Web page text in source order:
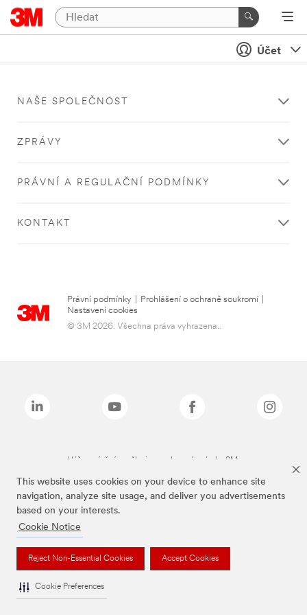
This website uses cookies on your device to enhance site
navigation, analyze site usage, and deliver you advertisements
based on your interests.
Cookie Notice
Reject Non-Essential Cookies Accept Cookies
Cookie Preferences
Účet
NAŠE SPOLEČNOST
ZPRÁVY
PRÁVNÍ A REGULAČNÍ PODMÍNKY
KONTAKT
Právní podmínky Prohlášení o ochraně soukromí
Nastavení cookies
© 3M 2026. Všechna práva vyhrazena..
Výše zmíněné značky jsou ochranné známky 3M.